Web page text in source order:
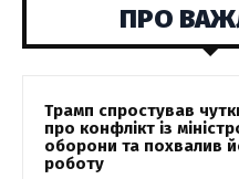
ПРО
Трамп спростував
про конфлікт із
оборони та похвалив
роботу